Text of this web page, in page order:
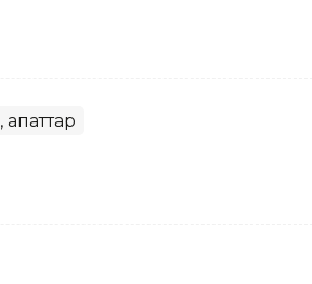
апаттар